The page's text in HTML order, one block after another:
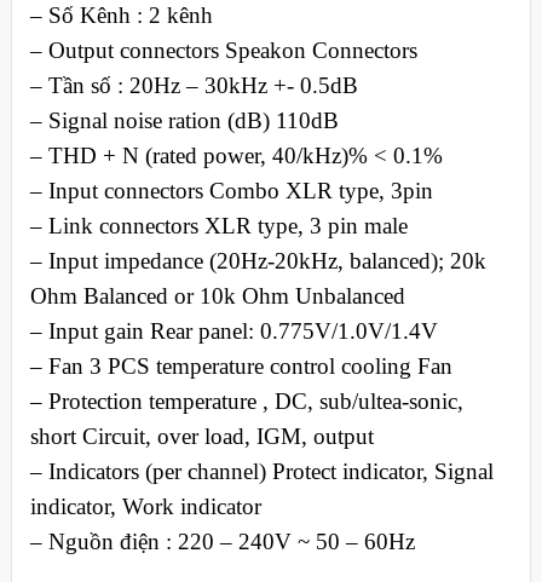
– Số Kênh : 2 kênh
– Output connectors Speakon Connectors
– Tần số : 20Hz – 30kHz +- 0.5dB
– Signal noise ration (dB) 110dB
– THD + N (rated power, 40/kHz)% < 0.1%
– Input connectors Combo XLR type, 3pin
– Link connectors XLR type, 3 pin male
– Input impedance (20Hz-20kHz, balanced); 20k
Ohm Balanced or 10k Ohm Unbalanced
– Input gain Rear panel: 0.775V/1.0V/1.4V
– Fan 3 PCS temperature control cooling Fan
– Protection temperature , DC, sub/ultea-sonic,
short Circuit, over load, IGM, output
– Indicators (per channel) Protect indicator, Signal
indicator, Work indicator
– Nguồn điện : 220 – 240V ~ 50 – 60Hz